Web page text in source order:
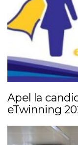
Apel la
eTwinning